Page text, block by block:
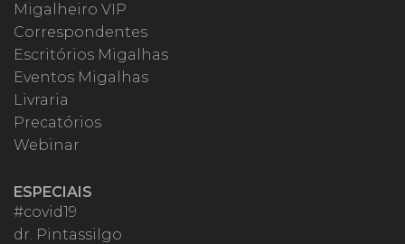
Migalheiro VIP
Correspondentes
Escritórios Migalhas
Eventos Migalhas
Livraria
Precatórios
Webinar
ESPECIAIS
#covid19
dr. Pintassilgo